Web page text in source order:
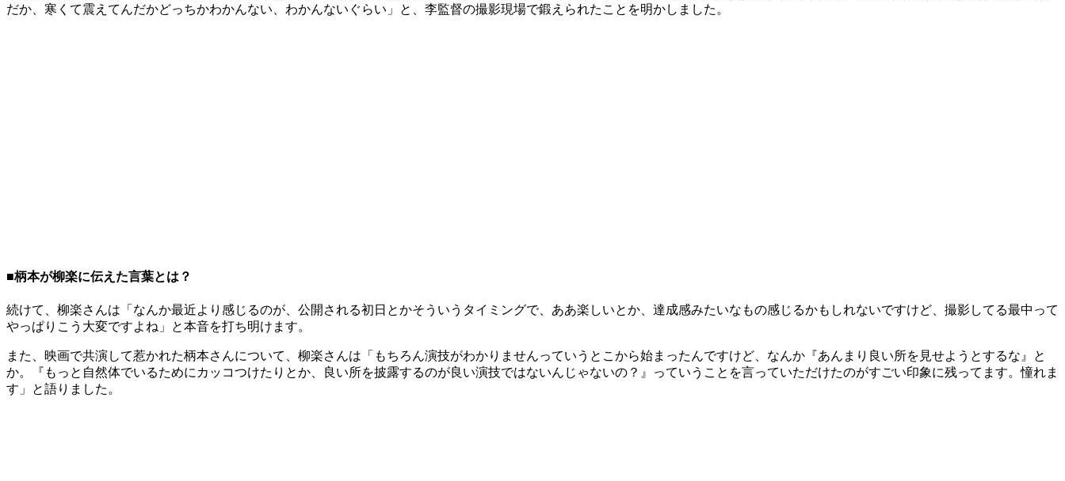
だか、寒くて震えてんだかどっちかわかんない、わかんないぐらい」と、李監督の撮影現場で鍛えられたことを明かしました。
■柄本が柳楽に伝えた言葉とは？
続けて、柳楽さんは「なんか最近より感じるのが、公開される初日とかそういうタイミングで、ああ楽しいとか、達成感みたいなもの感じるかもしれないですけど、撮影してる最中って
やっぱりこう大変ですよね」と本音を打ち明けます。
また、映画で共演して惹かれた柄本さんについて、柳楽さんは「もちろん演技がわかりませんっていうとこから始まったんですけど、なんか『あんまり良い所を見せようとするな』と
か。『もっと自然体でいるためにカッコつけたりとか、良い所を披露するのが良い演技ではないんじゃないの？』っていうことを言っていただけたのがすごい印象に残ってます。憧れま
す」と語りました。